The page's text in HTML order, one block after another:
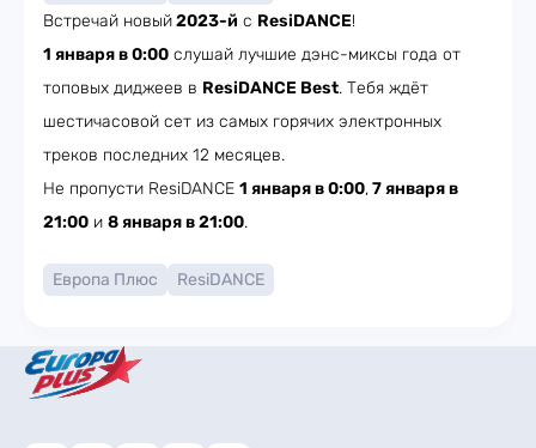
Встречай новый2023-й с ResiDANCE!
1 января в 0:00 слушай лучшие дэнс-миксы года от
топовых диджеев в ResiDANCE Best. Тебя ждёт
шестичасовой сет из самых горячих электронных
треков последних 12 месяцев.
Не пропусти ResiDANCE 1 января в 0:00,7 января в
21:00 и 8 января в 21:00.
Европа Плюс ResiDANCE